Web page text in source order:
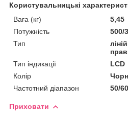
Користувальницькі
Вага (кг)
5,45
Потужність
500/
Тип
Тип індикації
LCD
Колір
Частотний діапазон
50/60
Приховати